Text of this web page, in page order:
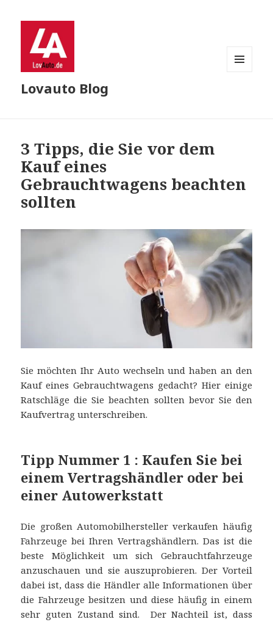
Lovauto Blog
3 Tipps, die Sie vor dem
Kauf eines
Gebrauchtwagens beachten
sollten
Sie möchten Ihr Auto wechseln und haben an den
Kauf eines Gebrauchtwagens gedacht? Hier einige
Ratschläge die Sie beachten sollten bevor Sie den
Kaufvertrag unterschreiben.
Tipp Nummer 1 : Kaufen Sie bei
einem Vertragshändler oder bei
einer Autowerkstatt
Die großen Automobilhersteller verkaufen häufig
Fahrzeuge bei Ihren Vertragshändlern. Das ist die
beste Möglichkeit um sich Gebrauchtfahrzeuge
anzuschauen und sie auszuprobieren. Der Vorteil
dabei ist, dass die Händler alle Informationen über
die Fahrzeuge besitzen und diese häufig in einem
sehr guten Zustand sind. Der Nachteil ist, dass